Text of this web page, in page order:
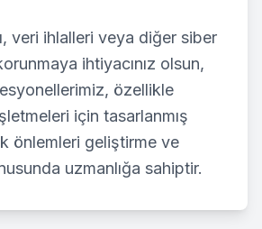
veri ihlalleri veya diğer siber
ihtiyacınız olsun,
özellikle
için tasarlanmış
önlemleri geliştirme ve
uzmanlığa sahiptir.